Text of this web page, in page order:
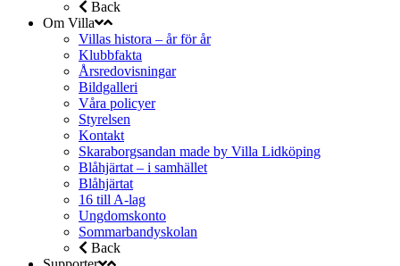
Back
Om Villa
Villas histora – år för år
Klubbfakta
Årsredovisningar
Bildgalleri
Våra policyer
Styrelsen
Kontakt
Skaraborgsandan made by Villa Lidköping
Blåhjärtat – i samhället
Blåhjärtat
16 till A-lag
Ungdomskonto
Sommarbandyskolan
Back